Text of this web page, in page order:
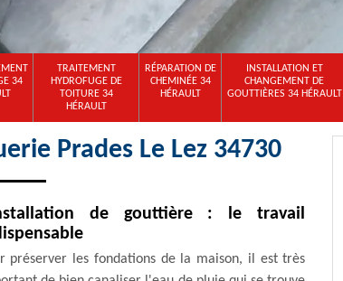
34
TRAITEMENT
HYDROFUGE DE
TOITURE 34
HÉRAULT
RÉPARATION DE
CHEMINÉE 34
HÉRAULT
INSTALLATION ET
CHANGEMENT DE
GOUTTIÈRES 34 HÉRAULT
Prades Le Lez 34730
de gouttière : le travail
préserver les fondations de la maison, il est très